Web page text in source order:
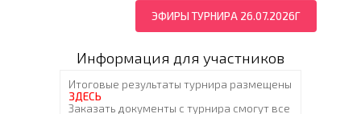
ЭФИРЫ ТУРНИРА 26.07.2026Г
Информация для участников